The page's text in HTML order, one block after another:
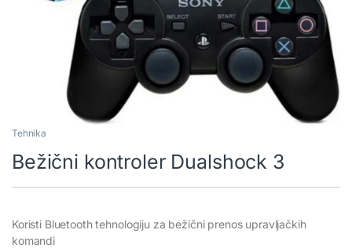
Tehnika
Bežični kontroler Dualshock 3
Koristi Bluetooth tehnologiju za bežični prenos upravljačkih
komandi